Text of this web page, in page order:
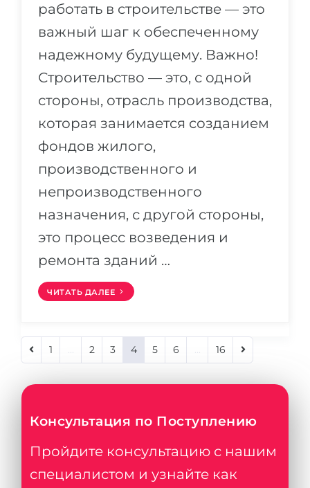
работать в строительстве — это
важный шаг к обеспеченному
надежному будущему. Важно!
Строительство — это, с одной
стороны, отрасль производства,
которая занимается созданием
фондов жилого,
производственного и
непроизводственного
назначения, с другой стороны,
это процесс возведения и
ремонта зданий …
ЧИТАТЬ ДАЛЕЕ
1 ... 2 3 4 5 6 ... 16
Консультация по Поступлению
Пройдите консультацию с нашим
специалистом и узнайте как